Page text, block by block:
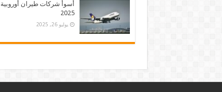
أسوأ شركات طيران أوروبية
2025
يوليو 26, 2025